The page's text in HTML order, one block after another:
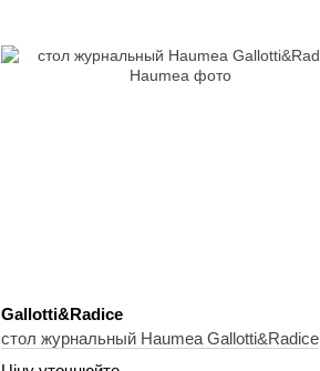
Gallotti&Radice
стол журнальный Haumea Gallotti&Radice